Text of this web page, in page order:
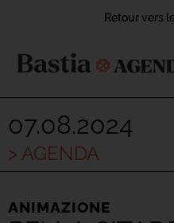
Retour vers
07.08.2024
> AGENDA
ANIMAZIONE